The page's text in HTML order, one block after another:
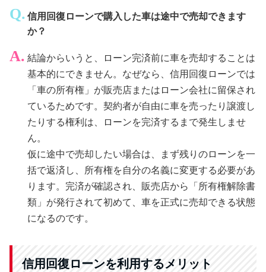
信用回復ローンで購入した車は途中で売却できます
か？
結論からいうと、ローン完済前に車を売却することは
基本的にできません。なぜなら、信用回復ローンでは
「車の所有権」が販売店またはローン会社に留保され
ているためです。契約者が自由に車を売ったり譲渡し
たりする権利は、ローンを完済するまで発生しませ
ん。
仮に途中で売却したい場合は、まず残りのローンを一
括で返済し、所有権を自分の名義に変更する必要があ
ります。完済が確認され、販売店から「所有権解除書
類」が発行されて初めて、車を正式に売却できる状態
になるのです。
信用回復ローンを利用するメリット